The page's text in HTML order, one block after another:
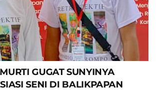
GUGAT SUNYINYA
SENI DI BALIKPAPAN